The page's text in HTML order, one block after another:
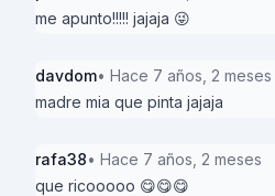
me apunto!!!!! jajaja 😜
davdom• Hace 7 años, 2 meses
madre mia que pinta jajaja
rafa38• Hace 7 años, 2 meses
que ricooooo 😋😋😋